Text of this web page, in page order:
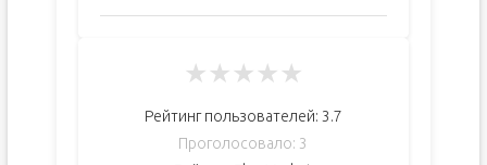
★★★★★
Рейтинг пользователей: 3.7
Проголосовало: 3